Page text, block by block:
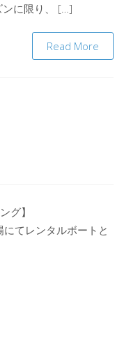
ンに限り、 […]
Read More
グ】
てレンタルボートと